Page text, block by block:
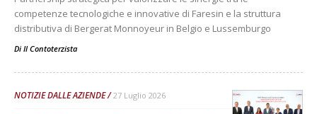
competenze tecnologiche e innovative di Faresin e la struttura
distributiva di Bergerat Monnoyeur in Belgio e Lussemburgo
Di Il Contoterzista
NOTIZIE DALLE AZIENDE 27 Luglio 2026